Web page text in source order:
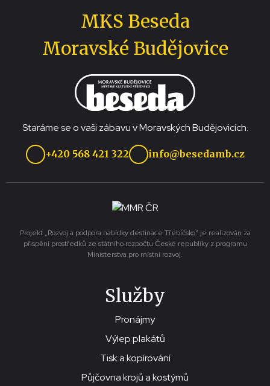
MKS Beseda
Moravské Budějovice
Staráme se o vaši zábavu v Moravských Budějovicích.
+420 568 421 322 info@besedamb.cz
Projekt „Rozvoj a podpora nabídky destinace Třebíčsko“ je realizován za
přispění prostředků ze státního rozpočtu České republiky z programu
Ministerstva pro místní rozvoj.
Služby
Pronájmy
Výlep plakátů
Tisk a kopírování
Půjčovna krojů a kostýmů